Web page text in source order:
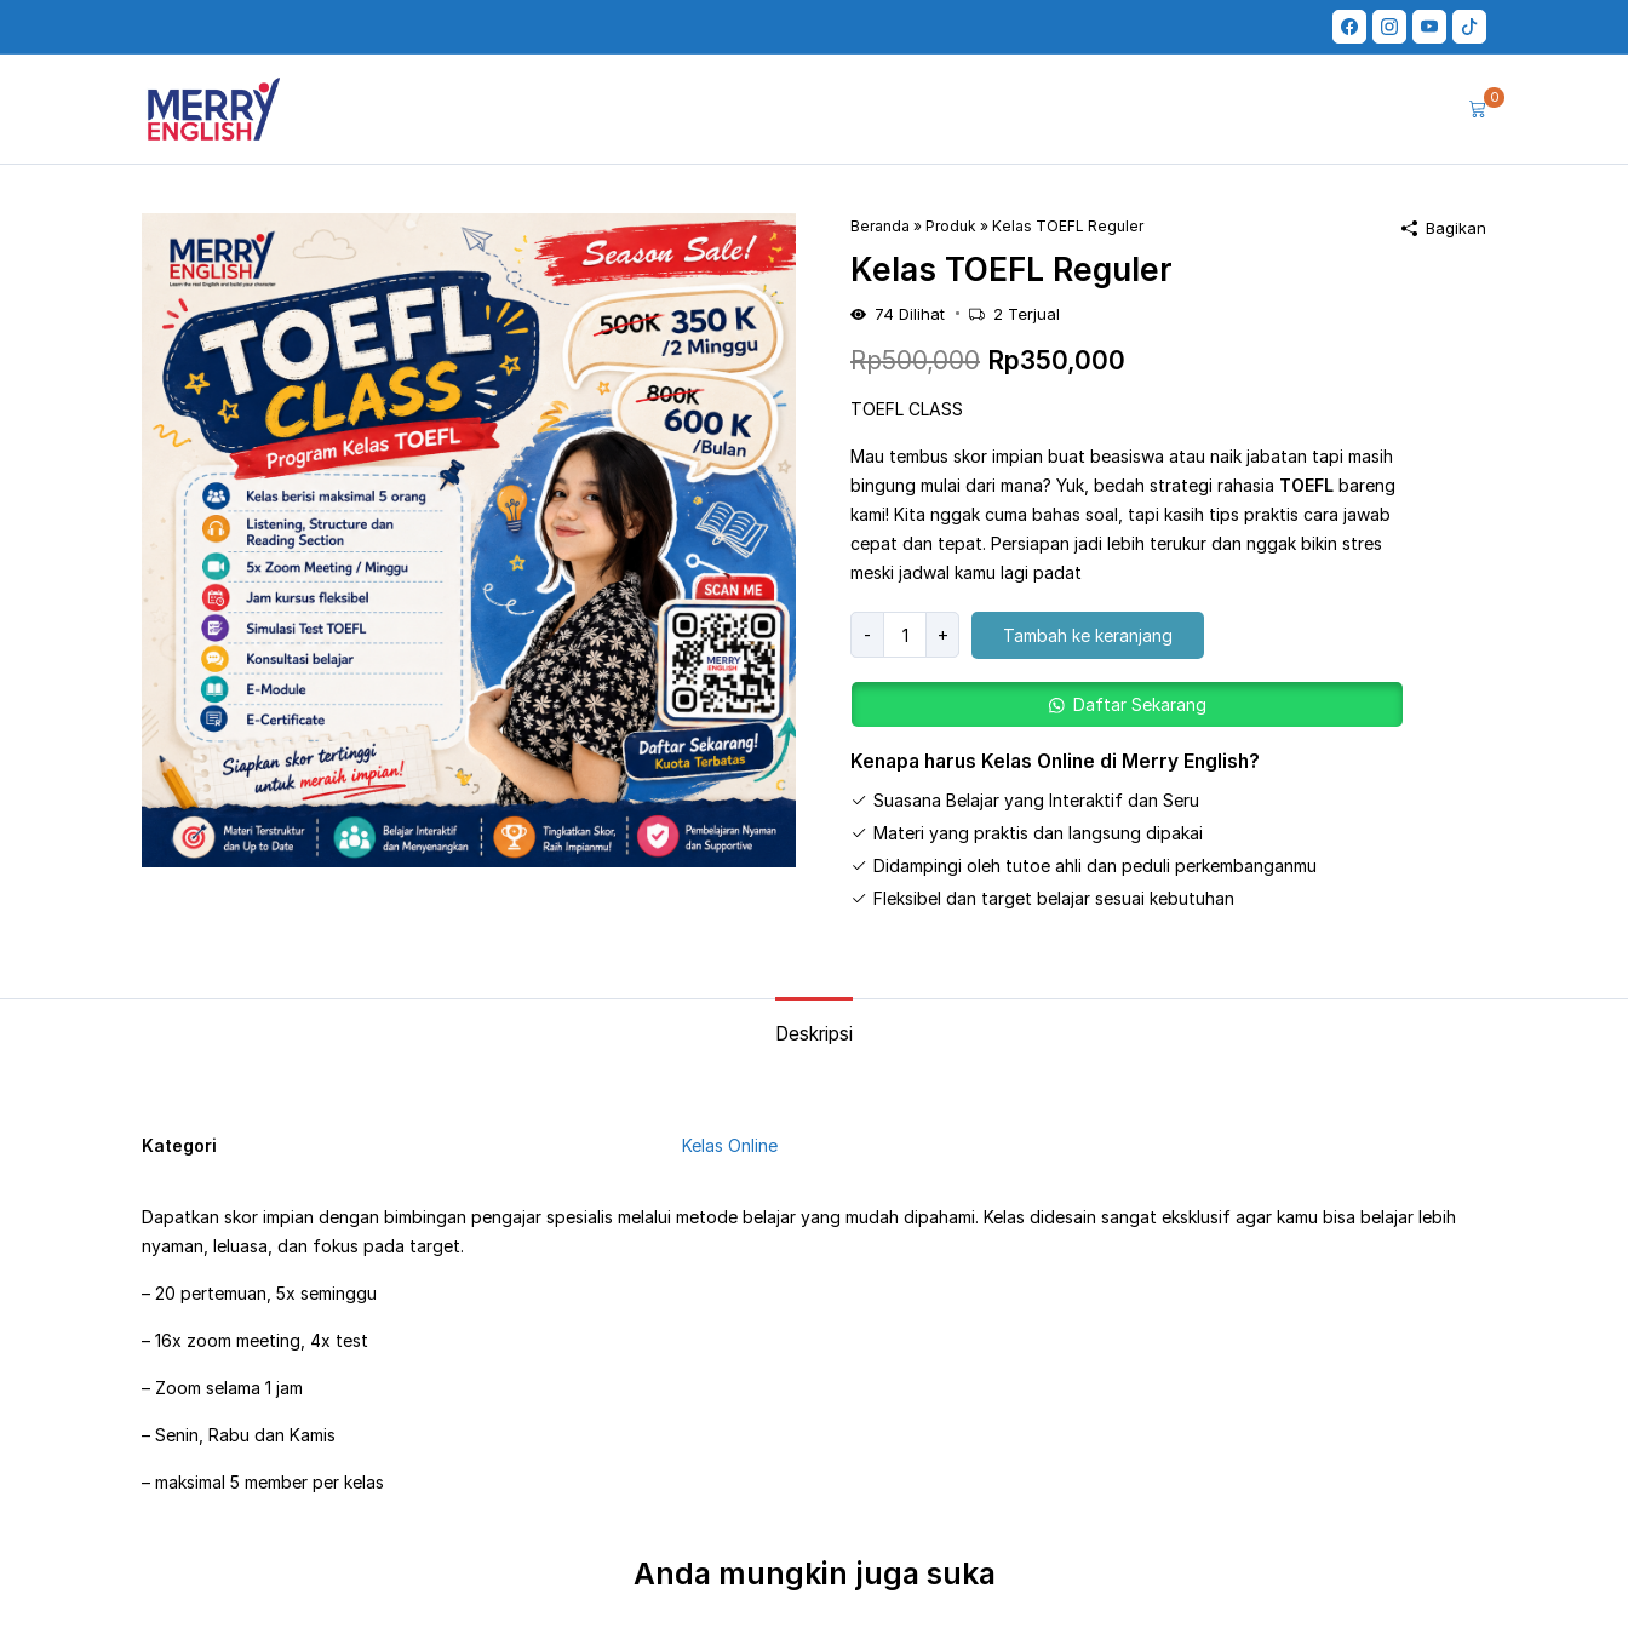
0
Beranda » Produk » Kelas TOEFL Reguler
Kelas TOEFL Reguler
74 Dilihat 2 Terjual
Rp500,000 Harga
adalah:
Rp500,000.
Rp350,000
ini
adalah:
Rp350,000.
TOEFL CLASS
Mau tembus skor impian buat beasiswa atau naik jabatan tapi masih
bingung mulai dari mana? Yuk, bedah strategi rahasia TOEFL bareng
kami! Kita nggak cuma bahas soal, tapi kasih tips praktis cara jawab
cepat dan tepat. Persiapan jadi lebih terukur dan nggak bikin stres
meski jadwal kamu lagi padat
-
Kuantitas
Kelas
TOEFL
+ Tambah ke keranjang
Daftar Sekarang
Kenapa harus Kelas Online di Merry English?
Suasana Belajar yang Interaktif dan Seru
Materi yang praktis dan langsung dipakai
Didampingi oleh tutoe ahli dan peduli perkembanganmu
Fleksibel dan target belajar sesuai kebutuhan
Bagikan
Deskripsi
Kategori Kelas Online
Dapatkan skor impian dengan bimbingan pengajar spesialis melalui metode belajar yang mudah dipahami. Kelas didesain sangat eksklusif agar kamu bisa belajar lebih
nyaman, leluasa, dan fokus pada target.
– 20 pertemuan, 5x seminggu
– 16x zoom meeting, 4x test
– Zoom selama 1 jam
– Senin, Rabu dan Kamis
– maksimal 5 member per kelas
Anda mungkin juga suka